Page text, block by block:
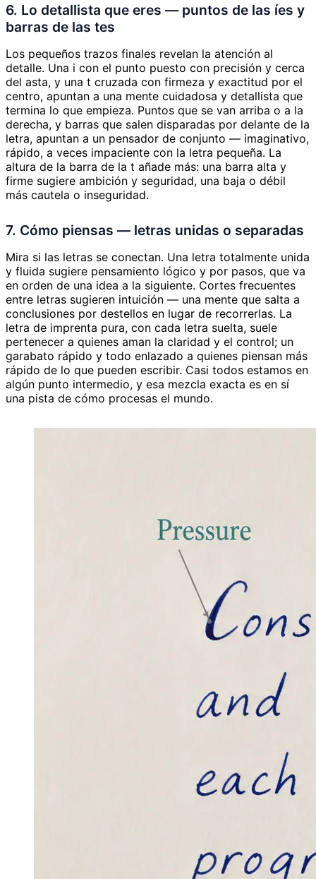
6. Lo detallista que eres — puntos de las íes y
barras de las tes
Los pequeños trazos finales revelan la atención al
detalle. Una i con el punto puesto con precisión y cerca
del asta, y una t cruzada con firmeza y exactitud por el
centro, apuntan a una mente cuidadosa y detallista que
termina lo que empieza. Puntos que se van arriba o a la
derecha, y barras que salen disparadas por delante de la
letra, apuntan a un pensador de conjunto — imaginativo,
rápido, a veces impaciente con la letra pequeña. La
altura de la barra de la t añade más: una barra alta y
firme sugiere ambición y seguridad, una baja o débil
más cautela o inseguridad.
7. Cómo piensas — letras unidas o separadas
Mira si las letras se conectan. Una letra totalmente unida
y fluida sugiere pensamiento lógico y por pasos, que va
en orden de una idea a la siguiente. Cortes frecuentes
entre letras sugieren intuición — una mente que salta a
conclusiones por destellos en lugar de recorrerlas. La
letra de imprenta pura, con cada letra suelta, suele
pertenecer a quienes aman la claridad y el control; un
garabato rápido y todo enlazado a quienes piensan más
rápido de lo que pueden escribir. Casi todos estamos en
algún punto intermedio, y esa mezcla exacta es en sí
una pista de cómo procesas el mundo.